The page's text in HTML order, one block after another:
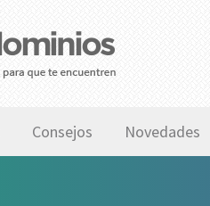
Consejos Novedades